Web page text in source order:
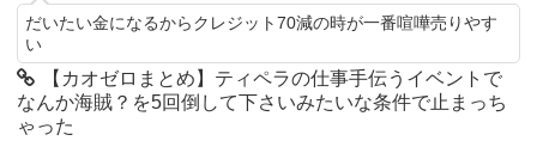
だいたい金になるからクレジット70減の時が一番喧嘩売りやす
い
【カオゼロまとめ】ティペラの仕事手伝うイベントで
なんか海賊？を5回倒して下さいみたいな条件で止まっち
ゃった